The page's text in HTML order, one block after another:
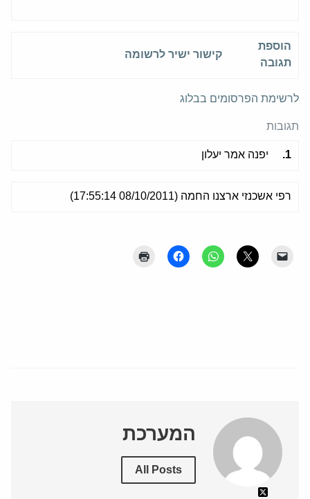
הוספת
תגובה
קישור ישיר לרשומה
לרשימת הפרסומים בבלוג
תגובות
1. יפנה אמר יעלון
רפי אשכנזי ארצנו החמה (08/10/2011 17:55:14)
המערכת
All Posts